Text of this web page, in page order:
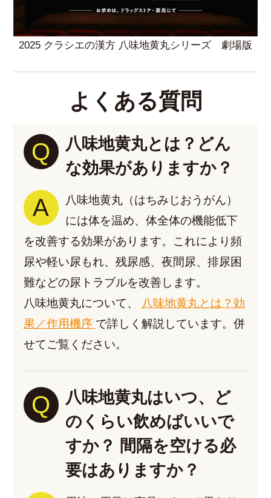
2025 クラシエの漢方 八味地黄丸シリーズ 劇場版
よくある質問
Q
八味地黄丸とは？どん
な効果がありますか？
A
八味地黄丸（はちみじおうがん）
には体を温め、体全体の機能低下
を改善する効果があります。これにより頻
尿や軽い尿もれ、残尿感、夜間尿、排尿困
難などの尿トラブルを改善します。
八味地黄丸について、
八味地黄丸とは？効
果／作用機序 で詳しく解説しています。併
せてご覧ください。
Q
八味地黄丸はいつ、ど
のくらい飲めばいいで
すか？ 間隔を空ける必
要はありますか？